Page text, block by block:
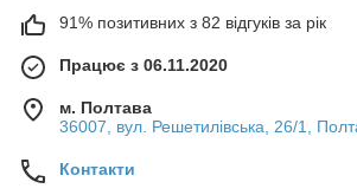
91% позитивних з 82 відгуків за рік
Працює з 06.11.2020
м. Полтава
36007, вул. Решетилівська, 26/1,
Контакти